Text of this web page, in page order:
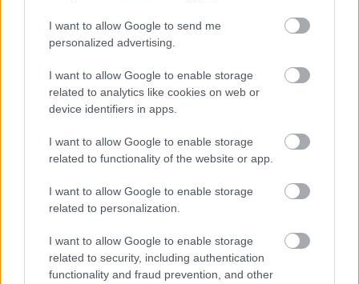
I want to allow Google to send me
personalized advertising.
I want to allow Google to enable storage
related to analytics like cookies on web or
device identifiers in apps.
I want to allow Google to enable storage
related to functionality of the website or app.
I want to allow Google to enable storage
related to personalization.
I want to allow Google to enable storage
related to security, including authentication
functionality and fraud prevention, and other
Paris Saint-Germain
Manchester United
Felkészülési szezon 4. mérkőzés
Manchester United 2026-08-12 20:30
ELŐZŐ MÉRKŐZÉSEK